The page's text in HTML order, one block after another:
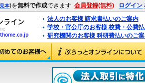
見本)を無料で作成できます 会員登録(無料) ログイン
法人のお客様 請求書払いのご案内
学校・官公庁のお客様 校費・公費
研究機関のお客様 科研費払いのご